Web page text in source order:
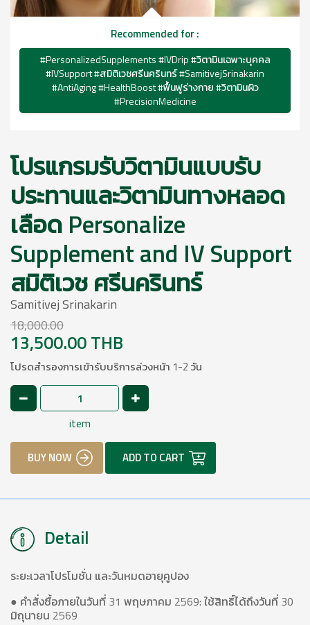
Recommended for :
#PersonalizedSupplements #IVDrip #วิตามินเฉพาะบุคคล
#IVSupport #สมิติเวชศรีนครินทร์ #SamitivejSrinakarin
#AntiAging #HealthBoost #ฟื้นฟูร่างกาย #วิตามินผิว
#PrecisionMedicine
โปรแกรมรับวิตามินแบบรับ
ประทานและวิตามินทางหลอด
เลือด Personalize
Supplement and IV Support
สมิติเวช ศรีนครินทร์
Samitivej Srinakarin
18,000.00
13,500.00 THB
โปรดสำรองการเข้ารับบริการล่วงหน้า 1-2 วัน
item
BUY NOW ADD TO CART
Detail
ระยะเวลาโปรโมชั่น และวันหมดอายุคูปอง
● คำสั่งซื้อภายในวันที่ 31 พฤษภาคม 2569: ใช้สิทธิ์ได้ถึงวันที่ 30
มิถุนายน 2569